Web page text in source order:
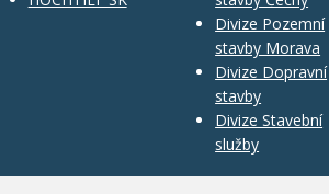
Divize Pozemní
stavby Morava
Divize Dopravní
stavby
Divize Stavební
služby